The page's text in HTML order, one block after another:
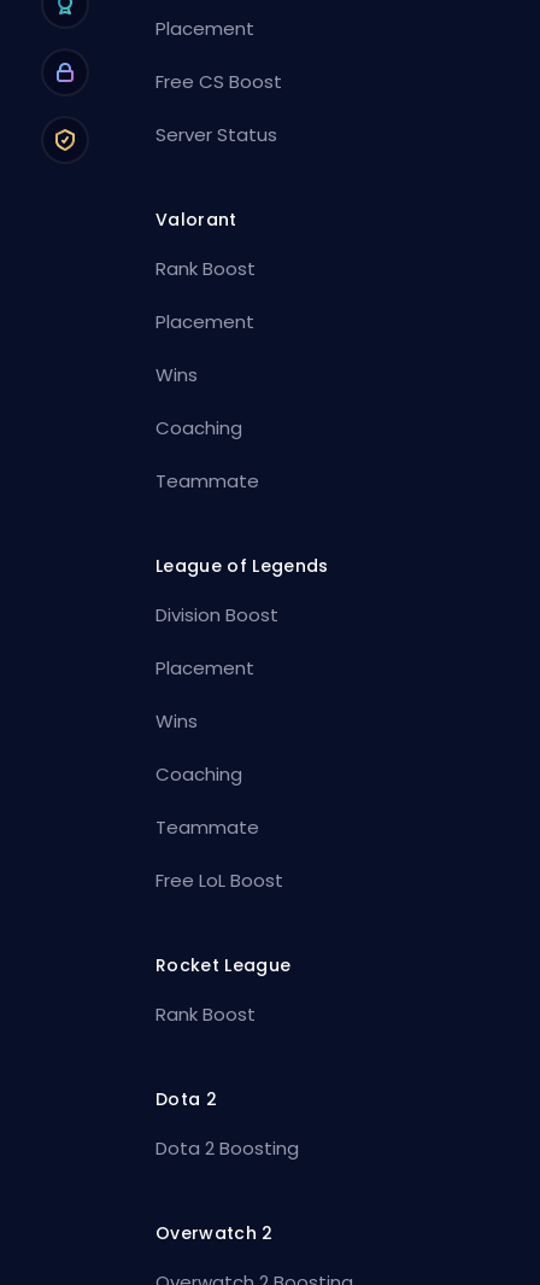
Placement
Free CS Boost
Server Status
Valorant
Rank Boost
Placement
Wins
Coaching
Teammate
League of Legends
Division Boost
Placement
Wins
Coaching
Teammate
Free LoL Boost
Rocket League
Rank Boost
Dota 2
Dota 2 Boosting
Overwatch 2